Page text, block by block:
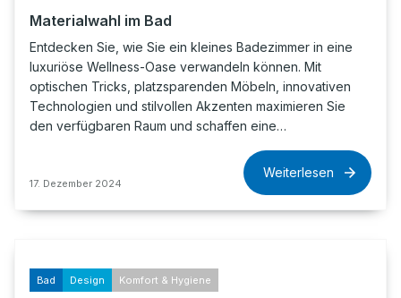
Materialwahl im Bad
Entdecken Sie, wie Sie ein kleines Badezimmer in eine
luxuriöse Wellness-Oase verwandeln können. Mit
optischen Tricks, platzsparenden Möbeln, innovativen
Technologien und stilvollen Akzenten maximieren Sie
den verfügbaren Raum und schaffen eine…
17. Dezember 2024
Weiterlesen
Bad Design Komfort & Hygiene